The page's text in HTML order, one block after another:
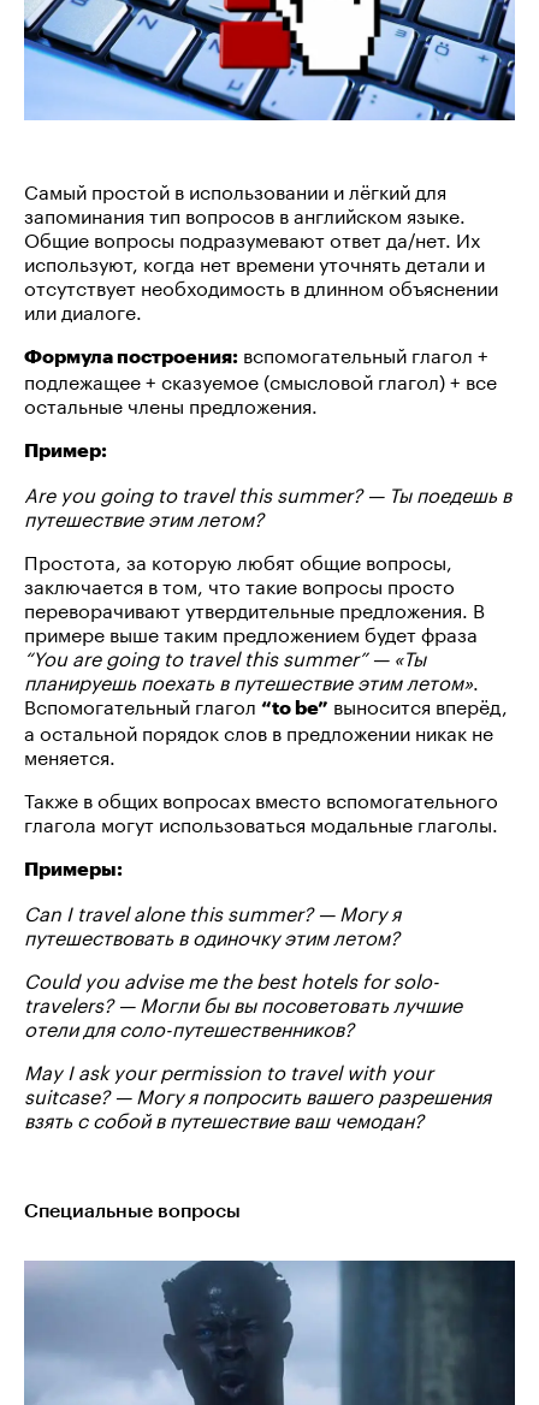
Самый простой в использовании и лёгкий для
запоминания тип вопросов в английском языке.
Общие вопросы подразумевают ответ да/нет. Их
используют, когда нет времени уточнять детали и
отсутствует необходимость в длинном объяснении
или диалоге.
Формула построения: вспомогательный глагол +
подлежащее + сказуемое (смысловой глагол) + все
остальные члены предложения.
Пример:
Are you going to travel this summer? — Ты поедешь в
путешествие этим летом?
Простота, за которую любят общие вопросы,
заключается в том, что такие вопросы просто
переворачивают утвердительные предложения. В
примере выше таким предложением будет фраза
“You are going to travel this summer” — «Ты
планируешь поехать в путешествие этим летом».
Вспомогательный глагол “to be” выносится вперёд,
а остальной порядок слов в предложении никак не
меняется.
Также в общих вопросах вместо вспомогательного
глагола могут использоваться модальные глаголы.
Примеры:
Can I travel alone this summer? — Могу я
путешествовать в одиночку этим летом?
Could you advise me the best hotels for solo-
travelers? — Могли бы вы посоветовать лучшие
отели для соло-путешественников?
May I ask your permission to travel with your
suitcase? — Могу я попросить вашего разрешения
взять с собой в путешествие ваш чемодан?
Специальные вопросы